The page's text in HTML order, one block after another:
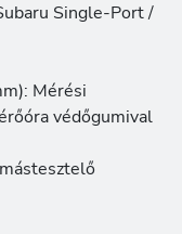
Single-Port /
Mérési
védőgumival